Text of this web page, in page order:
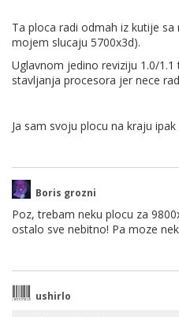
Ocito sam eliminirao sve
stavljam. Dakle probano s 2
oba normalno rade u svim
je ista u 3. ili 4. (B1 B2)
Vratim 5800X, sve radi
I da, relativno uobicajen
problemom, posebno s
budalu jer im se ocito neda
Ugl mene su izgubili kao kupca
Sorry za gnjavež ali upisao si
e, koji model točno radi
kupuje ništa od asusa
Ta ploca radi odmah iz kutije
mojem slucaju 5700x3d).
Uglavnom jedino reviziju 1.0/
stavljanja procesora jer nece
Ja sam svoju plocu na kraju
Boris grozni
Poz, trebam neku plocu za
ostalo sve nebitno! Pa moze
ushirlo